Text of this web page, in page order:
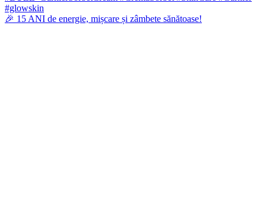
🎉 15 ANI de energie, mișcare și zâmbete sănătoase!